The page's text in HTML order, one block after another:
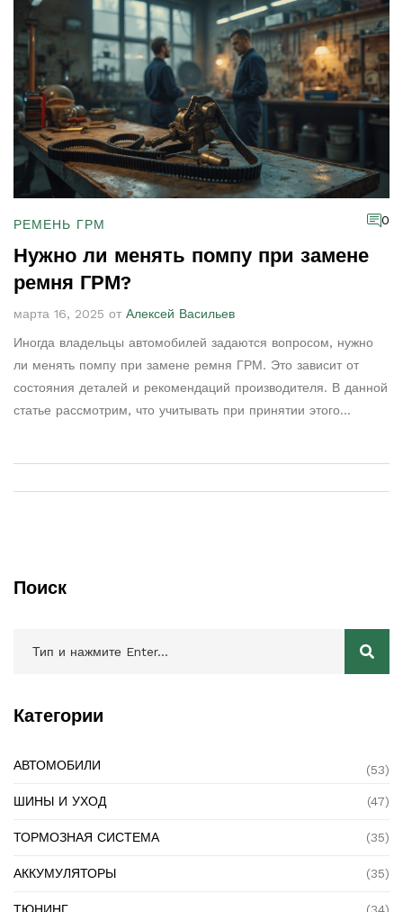
РЕМЕНЬ ГРМ 0
Нужно ли менять помпу при замене
ремня ГРМ?
марта 16, 2025 от Алексей Васильев
Иногда владельцы автомобилей задаются вопросом, нужно
ли менять помпу при замене ремня ГРМ. Это зависит от
состояния деталей и рекомендаций производителя. В данной
статье рассмотрим, что учитывать при принятии этого
Поиск
Категории
АВТОМОБИЛИ (53)
ШИНЫ И УХОД (47)
ТОРМОЗНАЯ СИСТЕМА (35)
АККУМУЛЯТОРЫ (35)